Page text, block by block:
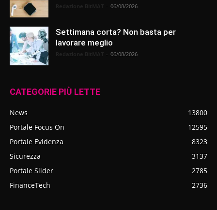
- 06/08/2026
Settimana corta? Non basta per
lavorare meglio
- 06/08/2026
CATEGORIE PIÙ LETTE
News
13800
Portale Focus On
12595
Portale Evidenza
8323
Sicurezza
3137
Portale Slider
2785
FinanceTech
2736